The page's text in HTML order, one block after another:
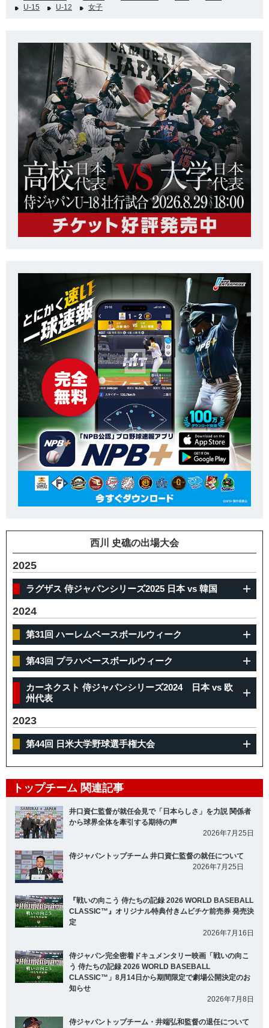
U-15
U-12 女子
西川 史礁の出場大会
2025
ラグザス 侍ジャパンシリーズ2025 日本 vs 韓国
2024
第31回 ハーレムベースボールウィーク
第43回 プラハベースボールウィーク
カーネクスト 侍ジャパンシリーズ2024 日本 vs 欧
州代表
2023
第44回 日米大学野球選手権大会
トップチーム 関連記事
井口資仁監督が就任会見で「日本らしさ」を力説 関係者
から球界全体を牽引する期待の声
2026年7月25日
侍ジャパントップチーム 井口資仁監督の就任について
2026年7月25日
『戦いの向こう 侍たちの記録 2026 WORLD BASEBALL
CLASSIC™』オリジナル特典付きムビチケ前売券 発売決
定
2026年7月16日
侍ジャパン完全密着ドキュメンタリー映画「戦いの向こ
う 侍たちの記録 2026 WORLD BASEBALL
CLASSIC™」8月14日から期間限定で劇場公開決定のお
知らせ
2026年7月8日
侍ジャパントップチーム・井端弘和監督の退任について